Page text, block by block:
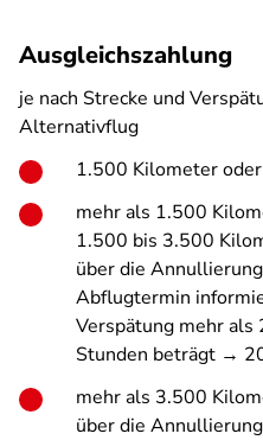
Ausgleichszahlung
je nach Strecke und
Alternativflug
1.500 Kilometer
mehr als 1.500
1.500 bis 3.500
über die
Abflugtermin
Verspätung mehr als
Stunden beträgt →
mehr als 3.500
über die